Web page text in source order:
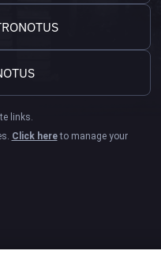
links.
Click hereto manage your